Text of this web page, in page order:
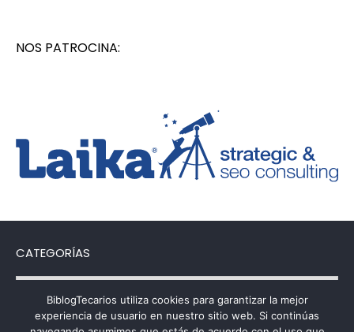
NOS PATROCINA:
CATEGORÍAS
Categorías
BiblogTecarios utiliza cookies para garantizar la mejor
experiencia de usuario en nuestro sitio web. Si continúas